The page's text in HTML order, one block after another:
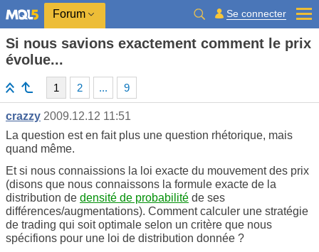
Forum Se connecter
Si nous savions exactement comment le prix
évolue...
1 2 ... 9
crazzy 2009.12.12 11:51
La question est en fait plus une question rhétorique, mais
quand même.
Et si nous connaissions la loi exacte du mouvement des prix
(disons que nous connaissons la formule exacte de la
distribution de densité de probabilité de ses
différences/augmentations). Comment calculer une stratégie
de trading qui soit optimale selon un critère que nous
spécifions pour une loi de distribution donnée ?